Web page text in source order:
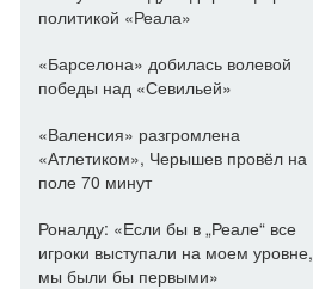
политикой «Реала»
«Барселона» добилась волевой
победы над «Севильей»
«Валенсия» разгромлена
«Атлетиком», Черышев провёл на
поле 70 минут
Роналду: «Если бы в „Реале“ все
игроки выступали на моем уровне,
мы были бы первыми»